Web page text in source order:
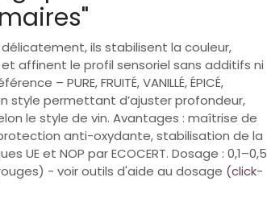
ils stabilisent la couleur,
affinent le profil sensoriel sans additifs ni
– PURE, FRUITÉ, VANILLÉ, ÉPICÉ,
style permettant d’ajuster profondeur,
le style de vin. Avantages : maîtrise de
anti-oxydante, stabilisation de la
UE et NOP par ECOCERT. Dosage : 0,1–0,5
- voir outils d'aide au dosage (click-